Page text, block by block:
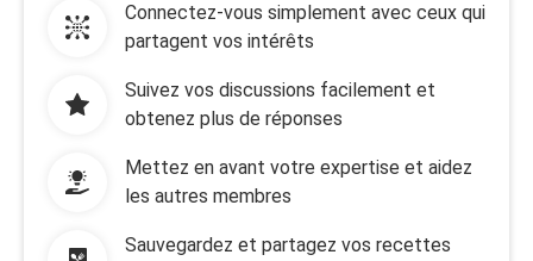
Connectez-vous simplement avec ceux qui
partagent vos intérêts
Suivez vos discussions facilement et
obtenez plus de réponses
Mettez en avant votre expertise et aidez
les autres membres
Sauvegardez et partagez vos recettes